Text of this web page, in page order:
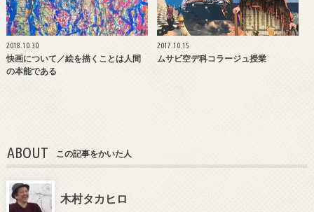
2018.10.30
快画について／絵を描くことは人間
の本能である
2017.10.15
ムサビ空デ科コラージュ授業
ABOUT この記事をかいた人
木村タカヒロ